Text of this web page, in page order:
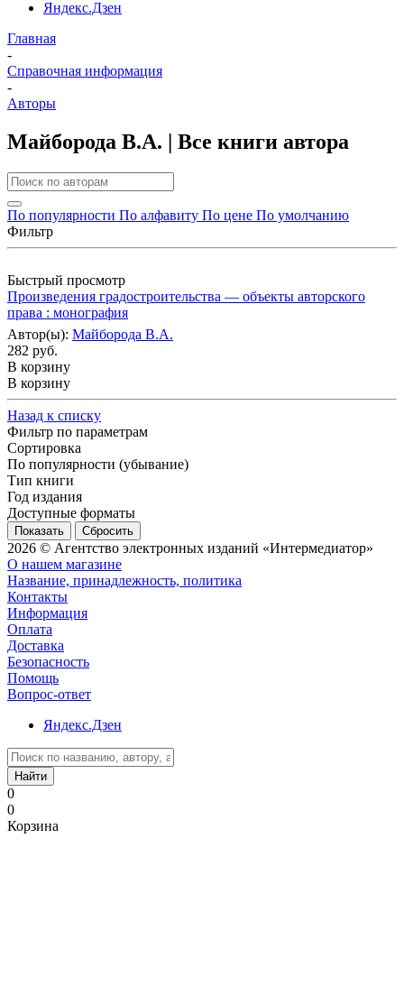
Яндекс.Дзен
Главная
-
Справочная информация
-
Авторы
Майборода В.А. | Все книги автора
По популярности По алфавиту По цене По умолчанию
Фильтр
Быстрый просмотр
Произведения градостроительства — объекты авторского
права : монография
Автор(ы): Майборода В.А.
282 руб.
В корзину
В корзину
Назад к списку
Фильтр по параметрам
Сортировка
По популярности (убывание)
Тип книги
Год издания
Доступные форматы
Сбросить
2026 © Агентство электронных изданий «Интермедиатор»
О нашем магазине
Название, принадлежность, политика
Контакты
Информация
Оплата
Доставка
Безопасность
Помощь
Вопрос-ответ
Яндекс.Дзен
Найти
0
0
Корзина